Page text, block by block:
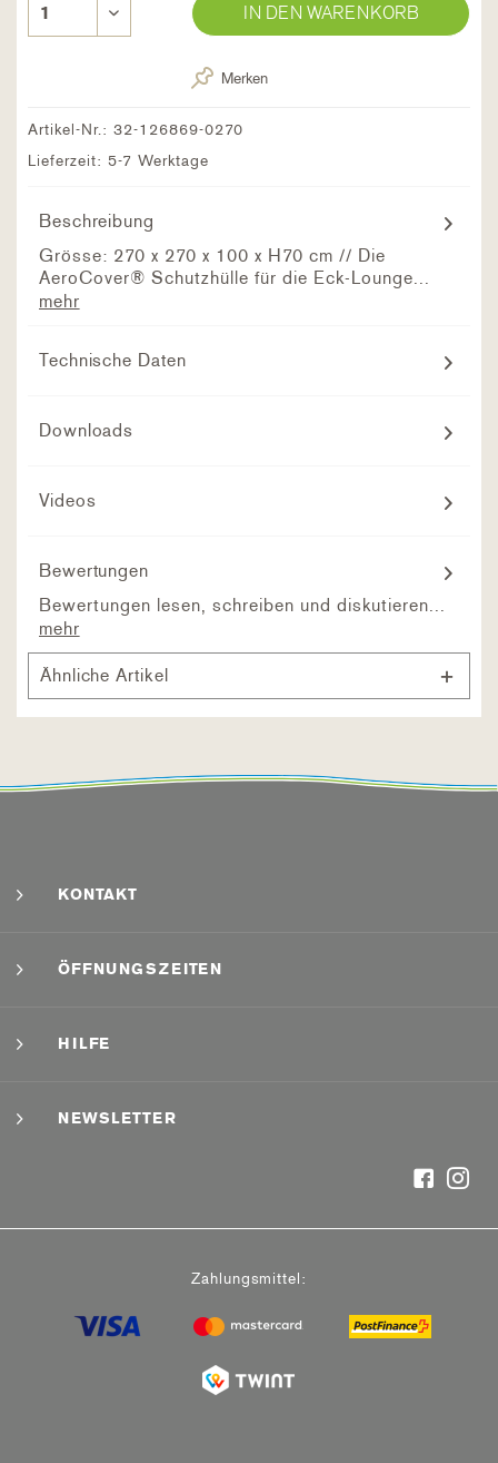
IN DEN WARENKORB
Merken
Artikel-Nr.: 32-126869-0270
Lieferzeit: 5-7 Werktage
Beschreibung
Grösse: 270 x 270 x 100 x H70 cm // Die
AeroCover® Schutzhülle für die Eck-Lounge...
mehr
Technische Daten
Downloads
Videos
Bewertungen
Bewertungen lesen, schreiben und diskutieren...
mehr
Ähnliche Artikel
KONTAKT
ÖFFNUNGSZEITEN
HILFE
NEWSLETTER
Zahlungsmittel: